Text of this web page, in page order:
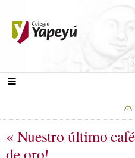
« Nuestro último
de oro!